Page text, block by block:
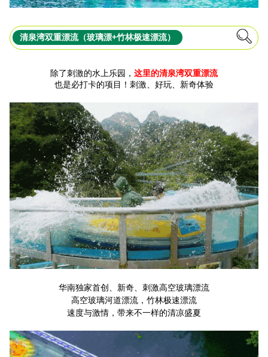
清泉湾双重漂流（玻璃漂+竹林极速漂流）
除了刺激的水上乐园， 这里的清泉湾双重漂流
也是必打卡的项目！刺激、好玩、新奇体验
华南独家首创、新奇、刺激高空玻璃漂流
高空玻璃河道漂流，竹林极速漂流
速度与激情，带来不一样的清凉盛夏